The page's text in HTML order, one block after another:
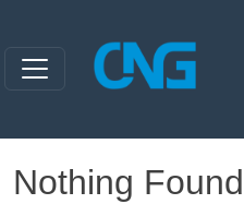
content
Nothing Found